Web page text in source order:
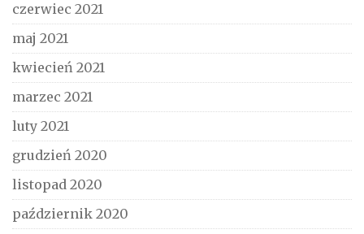
czerwiec 2021
maj 2021
kwiecień 2021
marzec 2021
luty 2021
grudzień 2020
listopad 2020
październik 2020